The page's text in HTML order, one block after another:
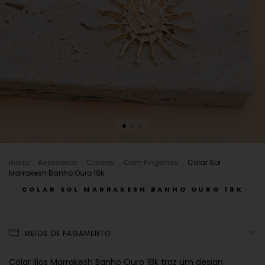
Início Acessórios Colares Com Pingentes
Colar Sol
Marrakesh Banho Ouro 18k
COLAR SOL MARRAKESH BANHO OURO 18K
MEIOS DE PAGAMENTO
Colar Ilios Marrakesh Banho Ouro 18k traz um design